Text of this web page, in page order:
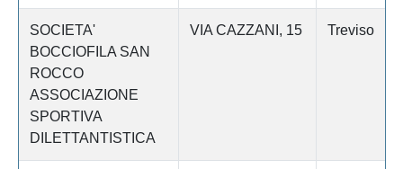
SOCIETA'
BOCCIOFILA SAN
ROCCO
ASSOCIAZIONE
SPORTIVA
DILETTANTISTICA
VIA CAZZANI, 15 Treviso